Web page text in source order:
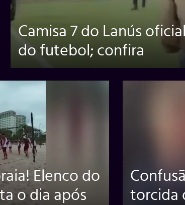
Camisa 7 do Lanús
do futebol; confira
Elenco do
o dia após
torcida